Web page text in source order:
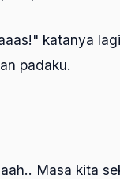
katanya
padaku.
Masa kita